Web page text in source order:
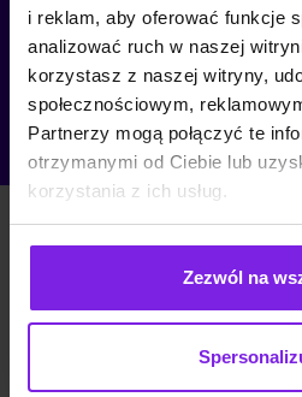
i reklam, aby oferować funkcje
analizować ruch w naszej
korzystasz z naszej witryny,
społecznościowym,
Partnerzy mogą połączyć te
otrzymanymi od Ciebie lub
korzystania z ich usług.
Zezwól na
Sprawdź JustReview